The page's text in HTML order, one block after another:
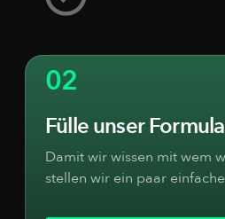
02
Fülle unser
Damit wir wissen mit wem
stellen wir ein paar